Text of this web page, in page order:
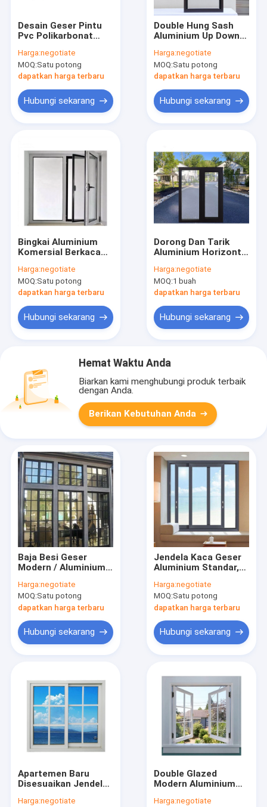
Desain Geser Pintu
Pvc Polikarbonat
Vertikal
Harga:negotiate
MOQ:Satu potong
dapatkan harga terbaru
Hubungi sekarang
Double Hung Sash
Aluminium Up Down
Vertikal
Harga:negotiate
MOQ:Satu potong
dapatkan harga terbaru
Hubungi sekarang
Bingkai Aluminium
Komersial Berkaca
Tempered Ayunan
Harga:negotiate
MOQ:Satu potong
dapatkan harga terbaru
Hubungi sekarang
Dorong Dan Tarik
Aluminium Horizontal
Doors Reidential
Harga:negotiate
MOQ:1 buah
dapatkan harga terbaru
Hubungi sekarang
Hemat Waktu Anda
Biarkan kami menghubungi produk terbaik
dengan Anda.
Berikan Kebutuhan Anda
Baja Besi Geser
Modern / Aluminium
Casement
Harga:negotiate
MOQ:Satu potong
dapatkan harga terbaru
Hubungi sekarang
Jendela Kaca Geser
Aluminium Standar,
Aluminium Lapisan
Ganda
Harga:negotiate
MOQ:Satu potong
dapatkan harga terbaru
Hubungi sekarang
Apartemen Baru
Disesuaikan Jendela
Panggangan Terbaru
Harga:negotiate
Double Glazed
Modern Aluminium
Ukuran Disesuaikan
Harga:negotiate